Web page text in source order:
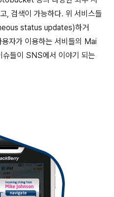
, 검색이 가능하다. 위 서비스들
status updates)하거
자가 이용하는 서비들의 Mai
들이 SNS에서 이야기 되는